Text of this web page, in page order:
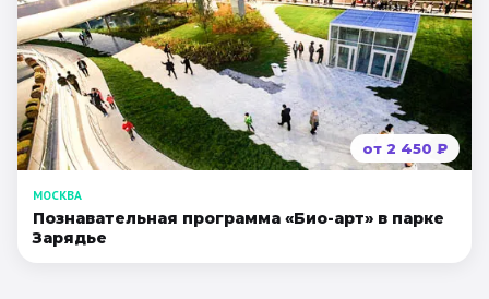
от 2 450 ₽
МОСКВА
Познавательная программа «Био-арт» в парке
Зарядье